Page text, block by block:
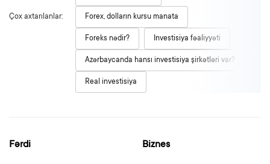
Çox axtarılanlar: Forex, dolların kursu manata
Foreks nədir? Investisiya fəaliyyəti
Azərbaycanda hansı investisiya şirkətləri var?
Real investisiya
Fərdi Biznes